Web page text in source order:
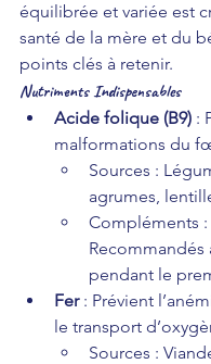
équilibrée et variée est
santé de la mère et du
points clés à retenir.
Nutriments Indispensables
Acide folique (B9) :
malformations du
Sources :
agrumes,
Compléments :
Recommandés
pendant le
Fer : Prévient
le transport
Sources :